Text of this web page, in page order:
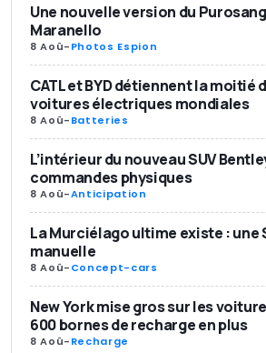
Une nouvelle version du
Maranello
8 Aoû-Photos Espion
CATL et BYD détiennent la moitié
voitures électriques mondiales
8 Aoû-Batteries
L’intérieur du nouveau SUV
commandes physiques
8 Aoû-Anticipation
La Murciélago ultime existe : une
manuelle
8 Aoû-Concept-cars
New York mise gros sur les
600 bornes de recharge en plus
8 Aoû-Recharge